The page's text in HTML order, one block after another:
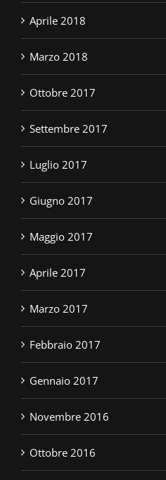
Aprile 2018
Marzo 2018
Ottobre 2017
Settembre 2017
Luglio 2017
Giugno 2017
Maggio 2017
Aprile 2017
Marzo 2017
Febbraio 2017
Gennaio 2017
Novembre 2016
Ottobre 2016